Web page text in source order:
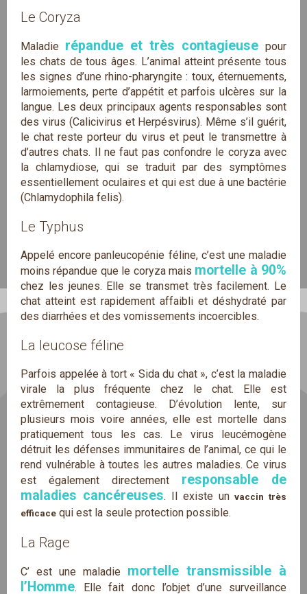
Le Coryza
Maladie répandue et très contagieuse pour
les chats de tous âges. L’animal atteint présente tous
les signes d’une rhino-pharyngite : toux, éternuements,
larmoiements, perte d’appétit et parfois ulcères sur la
langue. Les deux principaux agents responsables sont
des virus (Calicivirus et Herpésvirus). Même s’il guérit,
le chat reste porteur du virus et peut le transmettre à
d’autres chats. Il ne faut pas confondre le coryza avec
la chlamydiose, qui se traduit par des symptômes
essentiellement oculaires et qui est due à une bactérie
(Chlamydophila felis).
Le Typhus
Appelé encore panleucopénie féline, c’est une maladie
moins répandue que le coryza mais mortelle à 90%
chez les jeunes. Elle se transmet très facilement. Le
chat atteint est rapidement affaibli et déshydraté par
des diarrhées et des vomissements incoercibles.
La leucose féline
Parfois appelée à tort « Sida du chat », c’est la maladie
virale la plus fréquente chez le chat. Elle est
extrêmement contagieuse. D’évolution lente, sur
plusieurs mois voire années, elle est mortelle dans
pratiquement tous les cas. Le virus leucémogène
détruit les défenses immunitaires de l’animal, ce qui le
rend vulnérable à toutes les autres maladies. Ce virus
est également directement responsable de
maladies cancéreuses. Il existe un vaccin très
efficace qui est la seule protection possible.
La Rage
C’ est une maladie mortelle transmissible à
l’Homme. Elle fait donc l’objet d’une surveillance